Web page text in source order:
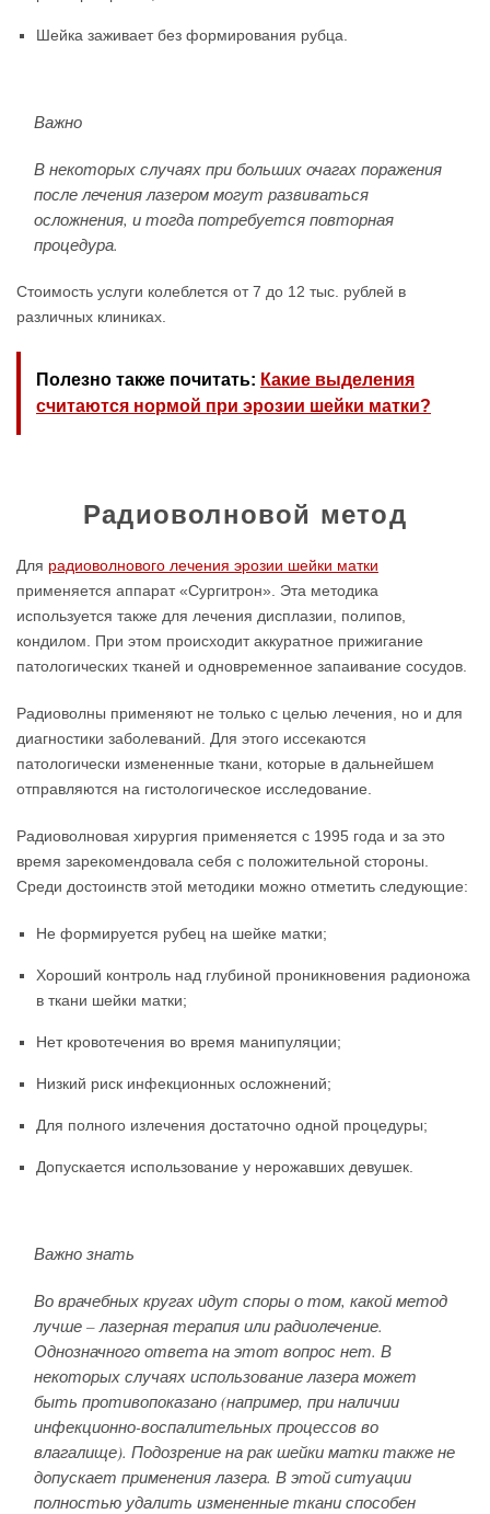
Шейка заживает без формирования рубца.
Важно
В некоторых случаях при больших очагах поражения
после лечения лазером могут развиваться
осложнения, и тогда потребуется повторная
процедура.
Стоимость услуги колеблется от 7 до 12 тыс. рублей в
различных клиниках.
Полезно также почитать: Какие выделения
считаются нормой при эрозии шейки матки?
Радиоволновой метод
Для радиоволнового лечения эрозии шейки матки
применяется аппарат «Сургитрон». Эта методика
используется также для лечения дисплазии, полипов,
кондилом. При этом происходит аккуратное прижигание
патологических тканей и одновременное запаивание сосудов.
Радиоволны применяют не только с целью лечения, но и для
диагностики заболеваний. Для этого иссекаются
патологически измененные ткани, которые в дальнейшем
отправляются на гистологическое исследование.
Радиоволновая хирургия применяется с 1995 года и за это
время зарекомендовала себя с положительной стороны.
Среди достоинств этой методики можно отметить следующие:
Не формируется рубец на шейке матки;
Хороший контроль над глубиной проникновения радионожа
в ткани шейки матки;
Нет кровотечения во время манипуляции;
Низкий риск инфекционных осложнений;
Для полного излечения достаточно одной процедуры;
Допускается использование у нерожавших девушек.
Важно знать
Во врачебных кругах идут споры о том, какой метод
лучше – лазерная терапия или радиолечение.
Однозначного ответа на этот вопрос нет. В
некоторых случаях использование лазера может
быть противопоказано (например, при наличии
инфекционно-воспалительных процессов во
влагалище). Подозрение на рак шейки матки также не
допускает применения лазера. В этой ситуации
полностью удалить измененные ткани способен